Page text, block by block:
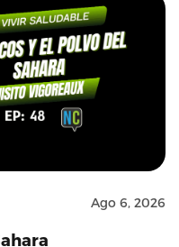
Ago 6, 2026